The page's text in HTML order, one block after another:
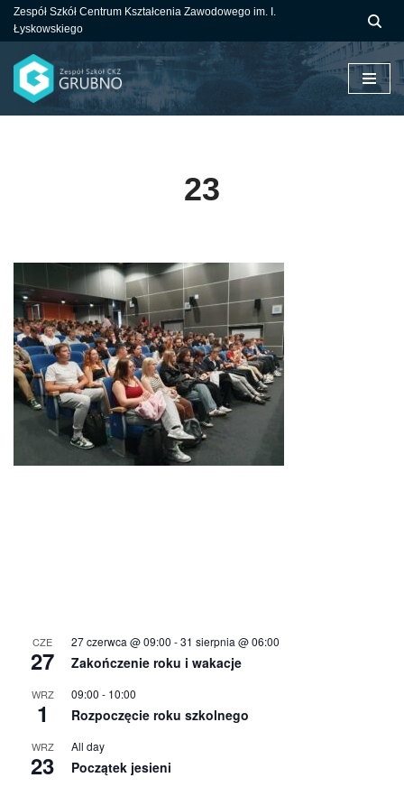
do
treści
Zespół Szkół Centrum Kształcenia Zawodowego im. I.
Łyskowskiego
23
CZE
27
27 czerwca @ 09:00 -31 sierpnia @ 06:00
Zakończenie roku i wakacje
WRZ
1
09:00 - 10:00
Rozpoczęcie roku szkolnego
WRZ
23
All day
Początek jesieni